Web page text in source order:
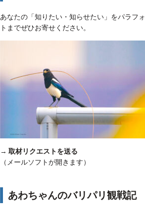
あなたの「知りたい・知らせたい」をパラフォ
トまでぜひお寄せください。
→ 取材リクエストを送る
（メールソフトが開きます）
あわちゃんのバリパリ観戦記